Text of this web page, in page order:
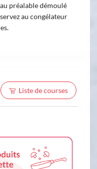
préalable démoulé
au congélateur
Liste de courses